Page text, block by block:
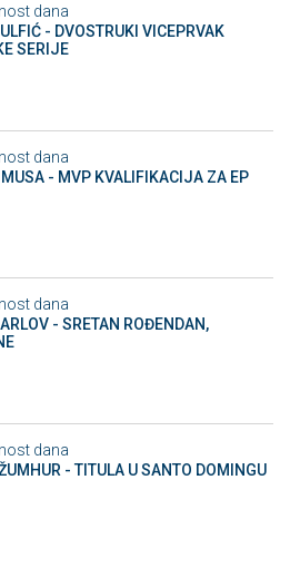
dana
- DVOSTRUKI VICEPRVAK
SERIJE
dana
- MVP KVALIFIKACIJA ZA EP
dana
- SRETAN ROĐENDAN,
dana
- TITULA U SANTO DOMINGU